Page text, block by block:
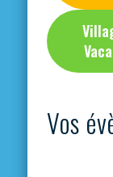
Vos